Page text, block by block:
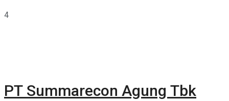
4
PT Summarecon Agung Tbk